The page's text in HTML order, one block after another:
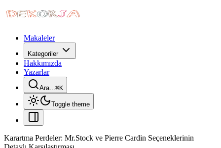
Makaleler
Kategoriler
Hakkımızda
Yazarlar
Ara...⌘K
Toggle theme
Karartma Perdeler: Mr.Stock ve Pierre Cardin Seçeneklerinin